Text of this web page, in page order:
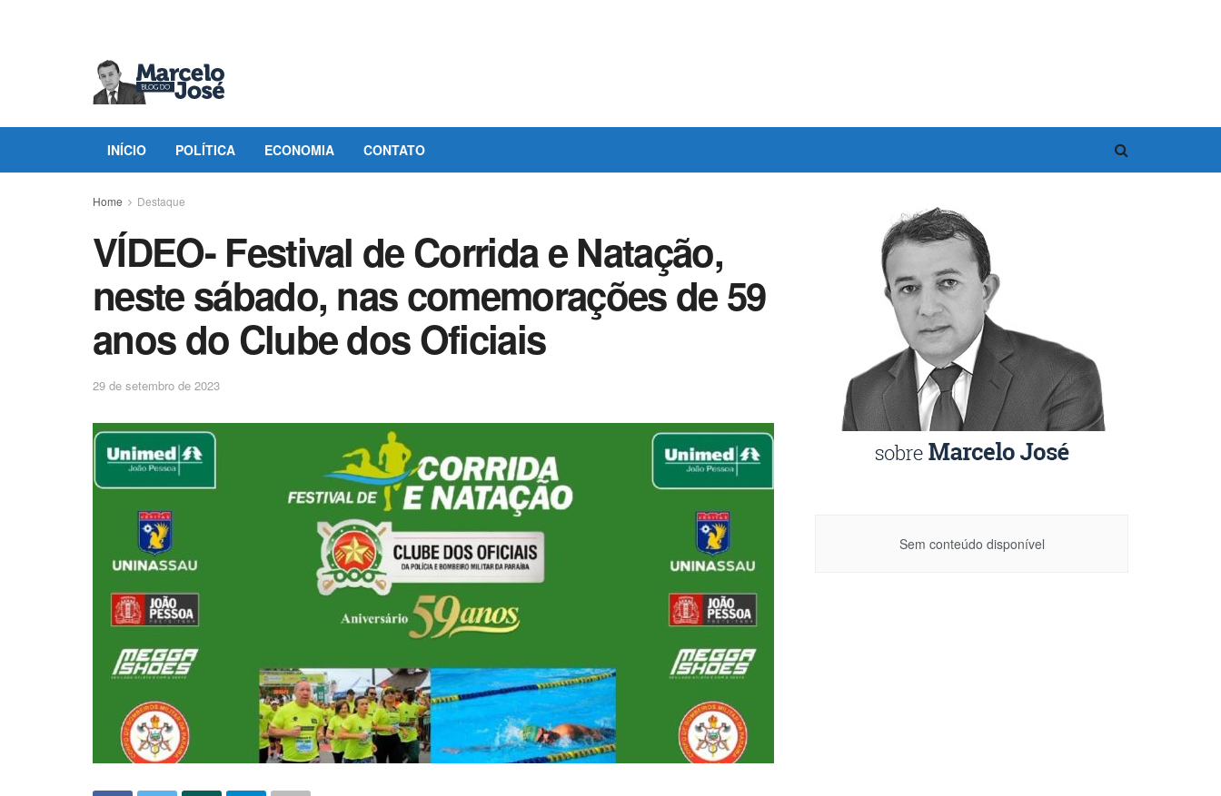
INÍCIO POLÍTICA ECONOMIA CONTATO
Home Destaque
VÍDEO- Festival de Corrida e Natação,
neste sábado, nas comemorações de 59
anos do Clube dos Oficiais
29 de setembro de 2023
Sem conteúdo disponível